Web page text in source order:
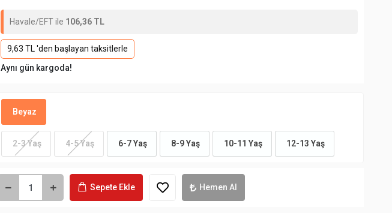
Havale/EFT ile 106,36 TL
9,63 TL 'den başlayan taksitlerle
Aynı gün kargoda!
Beyaz
2-3 Yaş 4-5 Yaş 6-7 Yaş 8-9 Yaş 10-11 Yaş 12-13 Yaş
Sepete Ekle Hemen Al